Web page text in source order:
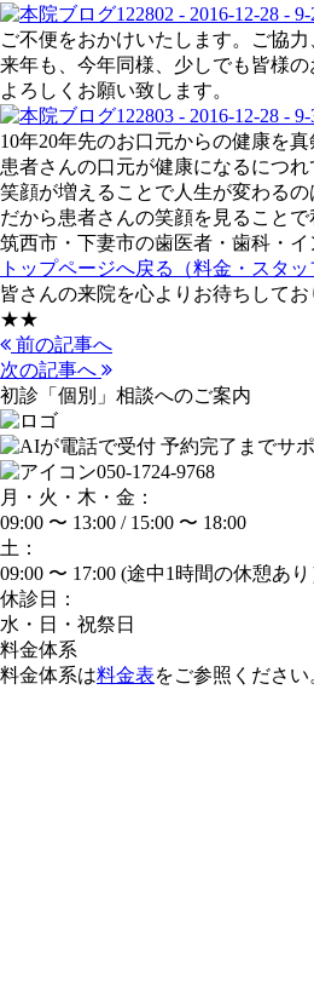
ご不便をおかけいたします。ご協力
来年も、今年同様、少しでも皆様
よろしくお願い致します。
10年20年先のお口元からの健康を真
患者さんの口元が健康になるにつ
笑顔が増えることで人生が変わる
だから患者さんの笑顔を見ること
筑西市・下妻市の歯医者・歯科・
トップページへ戻る（料金・スタ
皆さんの来院を心よりお待ちしてお
★★
前の記事へ
次の記事へ
初診「個別」相談へのご案内
050-1724-9768
月・火・木・金：
09:00 〜 13:00 / 15:00 〜 18:00
土：
09:00 〜 17:00 (途中1時間の休憩あり
休診日：
水・日・祝祭日
料金体系
料金体系は料金表をご参照ください